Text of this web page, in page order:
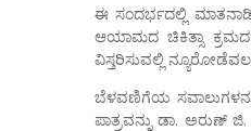
ಈ ಸಂದರ್ಭದಲ್ಲಿ
ಆಯಾಮದ ಚಿಕಿತ್ಸಾ ಕ್ರಮದ
ವಿಸ್ತರಿಸುವಲ್ಲಿ
ಬೆಳವಣಿಗೆಯ
ಪಾತ್ರವನ್ನು ಡಾ. ಅರುಣ್